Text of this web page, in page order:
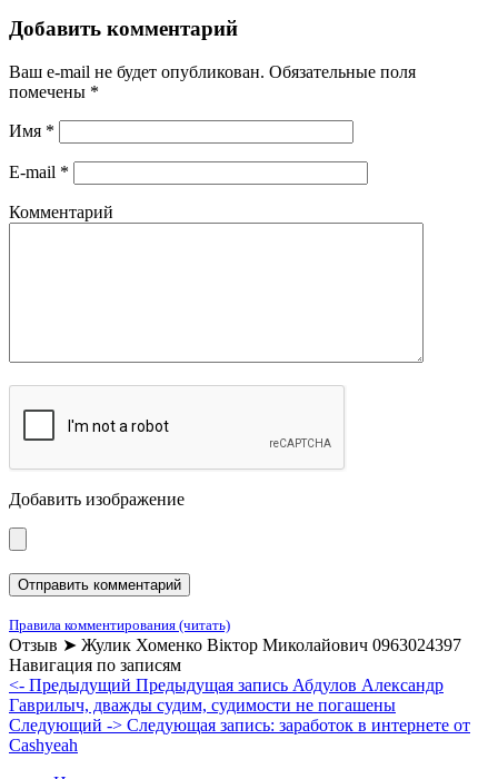
Добавить комментарий
Ваш e-mail не будет опубликован. Обязательные поля
помечены *
Имя *
E-mail *
Комментарий
Добавить изображение
Правила комментирования (читать)
Отзыв ➤ Жулик Хоменко Віктор Миколайович 0963024397
Навигация по записям
<- Предыдущий Предыдущая запись Абдулов Александр
Гаврилыч, дважды судим, судимости не погашены
Следующий -> Следующая запись: заработок в интернете от
Cashyeah